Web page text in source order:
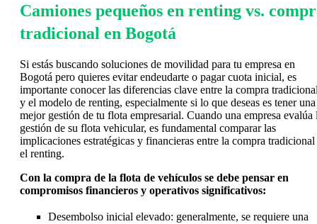
Camiones pequeños en renting vs.
tradicional en Bogotá
Si estás buscando soluciones de movilidad para tu empresa en
Bogotá pero quieres evitar endeudarte o pagar cuota inicial, es
importante conocer las diferencias clave entre la compra
y el modelo de renting, especialmente si lo que deseas es tener una
mejor gestión de tu flota empresarial. Cuando una empresa evalúa
gestión de su flota vehicular, es fundamental comparar las
implicaciones estratégicas y financieras entre la compra
el renting.
Con la compra de la flota de vehículos se debe pensar en
compromisos financieros y operativos significativos:
Desembolso inicial elevado: generalmente, se requiere una